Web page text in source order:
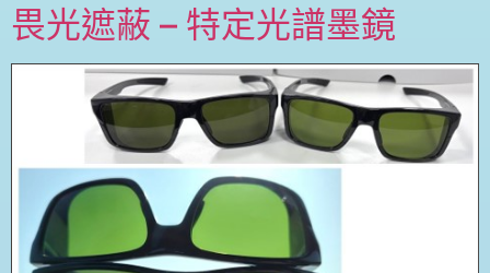
畏光遮蔽 – 特定光譜墨鏡